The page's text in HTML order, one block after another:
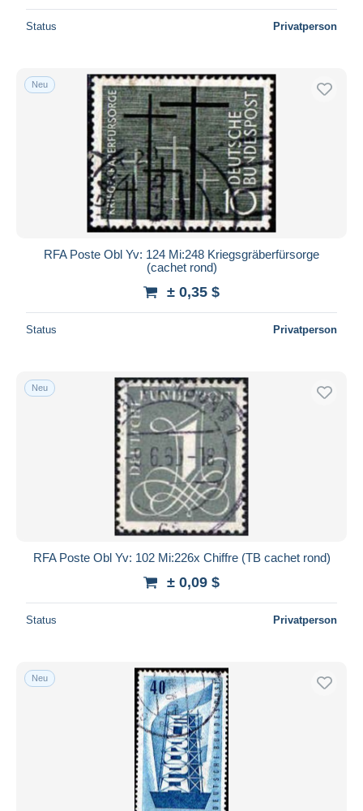
Status Privatperson
Neu
RFA Poste Obl Yv: 124 Mi:248 Kriegsgräberfürsorge
(cachet rond)
± 0,35 $
Status Privatperson
Neu
RFA Poste Obl Yv: 102 Mi:226x Chiffre (TB cachet rond)
± 0,09 $
Status Privatperson
Neu